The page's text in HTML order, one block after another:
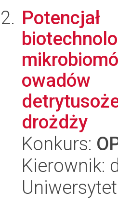
Potencjał
owadów
drożdży
Konkurs:
Kierownik: